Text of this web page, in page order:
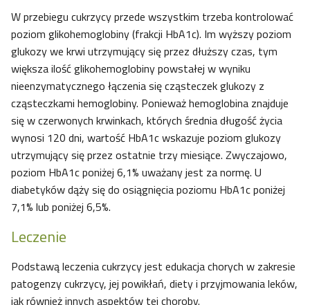
W przebiegu cukrzycy przede wszystkim trzeba kontrolować
poziom glikohemoglobiny (frakcji HbA1c). Im wyższy poziom
glukozy we krwi utrzymujący się przez dłuższy czas, tym
większa ilość glikohemoglobiny powstałej w wyniku
nieenzymatycznego łączenia się cząsteczek glukozy z
cząsteczkami hemoglobiny. Ponieważ hemoglobina znajduje
się w czerwonych krwinkach, których średnia długość życia
wynosi 120 dni, wartość HbA1c wskazuje poziom glukozy
utrzymujący się przez ostatnie trzy miesiące. Zwyczajowo,
poziom HbA1c poniżej 6,1% uważany jest za normę. U
diabetyków dąży się do osiągnięcia poziomu HbA1c poniżej
7,1% lub poniżej 6,5%.
Leczenie
Podstawą leczenia cukrzycy jest edukacja chorych w zakresie
patogenzy cukrzycy, jej powikłań, diety i przyjmowania leków,
jak również innych aspektów tej choroby.